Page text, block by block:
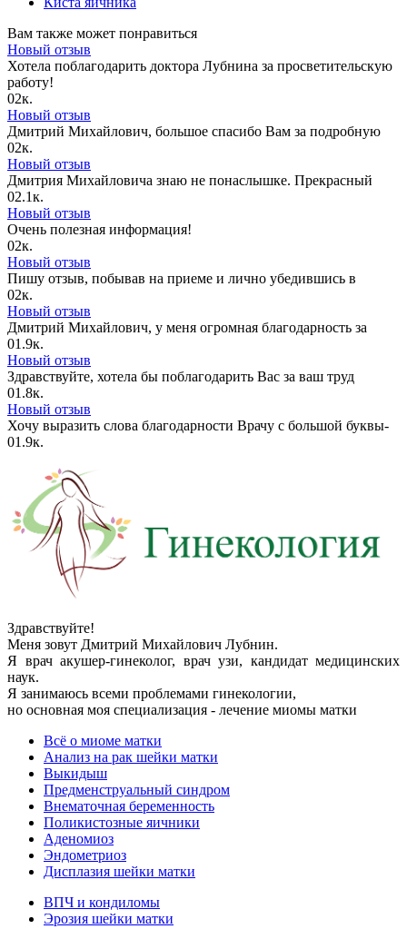
Вам также может понравиться
Новый отзыв
Хотела поблагодарить доктора Лубнина за просветительскую
работу!
02к.
Новый отзыв
Дмитрий Михайлович, большое спасибо Вам за подробную
02к.
Новый отзыв
Дмитрия Михайловича знаю не понаслышке. Прекрасный
02.1к.
Новый отзыв
Очень полезная информация!
02к.
Новый отзыв
Пишу отзыв, побывав на приеме и лично убедившись в
02к.
Новый отзыв
Дмитрий Михайлович, у меня огромная благодарность за
01.9к.
Новый отзыв
Здравствуйте, хотела бы поблагодарить Вас за ваш труд
01.8к.
Новый отзыв
Хочу выразить слова благодарности Врачу с большой буквы-
01.9к.
Здравствуйте!
Меня зовут Дмитрий Михайлович Лубнин.
Я врач акушер-гинеколог, врач узи, кандидат медицинских
наук.
Я занимаюсь всеми проблемами гинекологии,
но основная моя специализация - лечение миомы матки
Всё о миоме матки
Анализ на рак шейки матки
Выкидыш
Предменструальный синдром
Внематочная беременность
Поликистозные яичники
Аденомиоз
Эндометриоз
Дисплазия шейки матки
ВПЧ и кондиломы
Эрозия шейки матки